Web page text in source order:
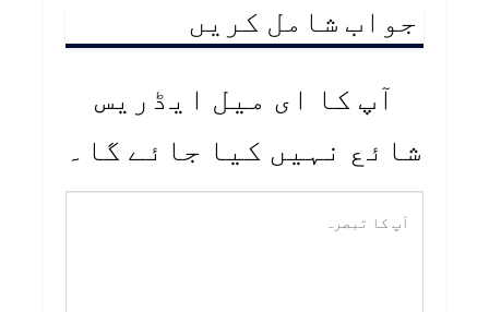
جواب شامل کریں
آپ کا ای میل ایڈریس
شائع نہیں کیا جائے گا۔